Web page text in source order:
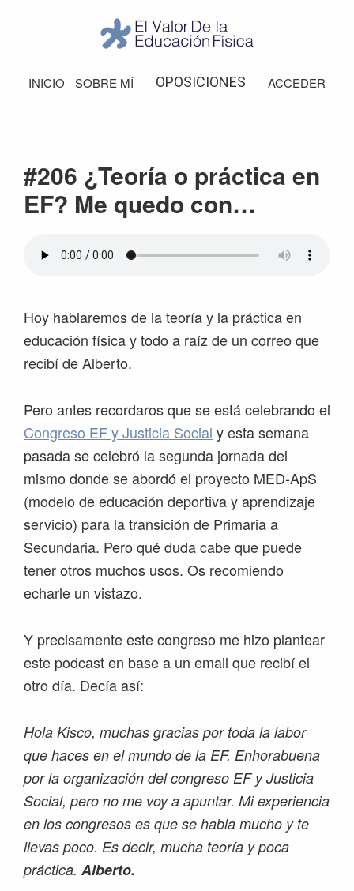
navegación
principal
barra
Valor
de
INICIO SOBRE MÍ OPOSICIONES ACCEDER
#206 ¿Teoría o práctica en
EF? Me quedo con…
Hoy hablaremos de la teoría y la práctica en
educación física y todo a raíz de un correo que
recibí de Alberto.
Pero antes recordaros que se está celebrando el
Congreso EF y Justicia Social y esta semana
pasada se celebró la segunda jornada del
mismo donde se abordó el proyecto MED-ApS
(modelo de educación deportiva y aprendizaje
servicio) para la transición de Primaria a
Secundaria. Pero qué duda cabe que puede
tener otros muchos usos. Os recomiendo
echarle un vistazo.
Y precisamente este congreso me hizo plantear
este podcast en base a un email que recibí el
otro día. Decía así:
Hola Kisco, muchas gracias por toda la labor
que haces en el mundo de la EF. Enhorabuena
por la organización del congreso EF y Justicia
Social, pero no me voy a apuntar. Mi experiencia
en los congresos es que se habla mucho y te
llevas poco. Es decir, mucha teoría y poca
práctica. Alberto.